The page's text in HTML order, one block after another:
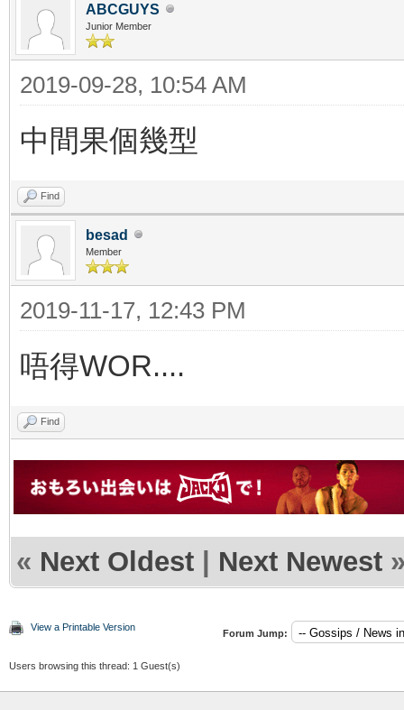
ABCGUYS
Junior Member
2019-09-28, 10:54 AM
中間果個幾型
Find
besad
Member
2019-11-17, 12:43 PM
唔得WOR....
Find
« Next Oldest | Next Newest
View a Printable Version
Forum Jump:
Users browsing this thread: 1 Guest(s)